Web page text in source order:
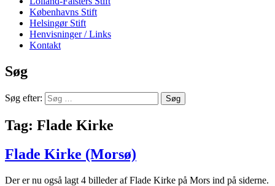
Københavns Stift
Helsingør Stift
Henvisninger / Links
Kontakt
Søg
Søg efter:
Tag: Flade Kirke
Flade Kirke (Morsø)
Der er nu også lagt 4 billeder af Flade Kirke på Mors ind på siderne.